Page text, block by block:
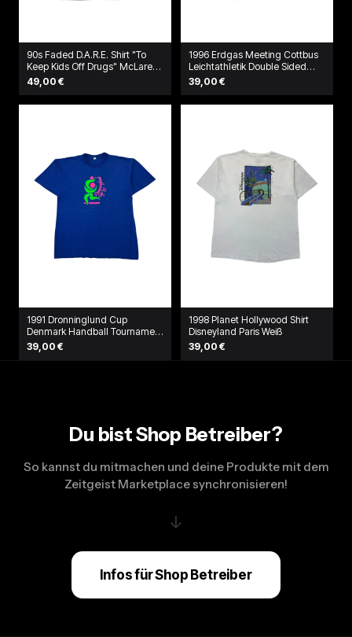
90s Faded D.A.R.E. Shirt "To
Keep Kids Off Drugs" McLaren
Schwarz
49,00 €
1996 Erdgas Meeting Cottbus
Leichtathletik Double Sided
Shirt Weiß
39,00 €
1991 Dronninglund Cup
Denmark Handball Tournament
T-Shirt Blau
39,00 €
1998 Planet Hollywood Shirt
Disneyland Paris Weiß
39,00 €
Du bist Shop Betreiber?
So kannst du mitmachen und deine Produkte mit dem
Zeitgeist Marketplace synchronisieren!
↓
Infos für Shop Betreiber